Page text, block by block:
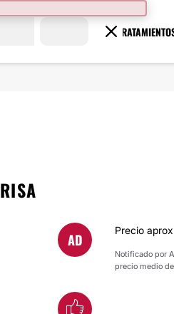
AD Precio
Notificado por
precio medio